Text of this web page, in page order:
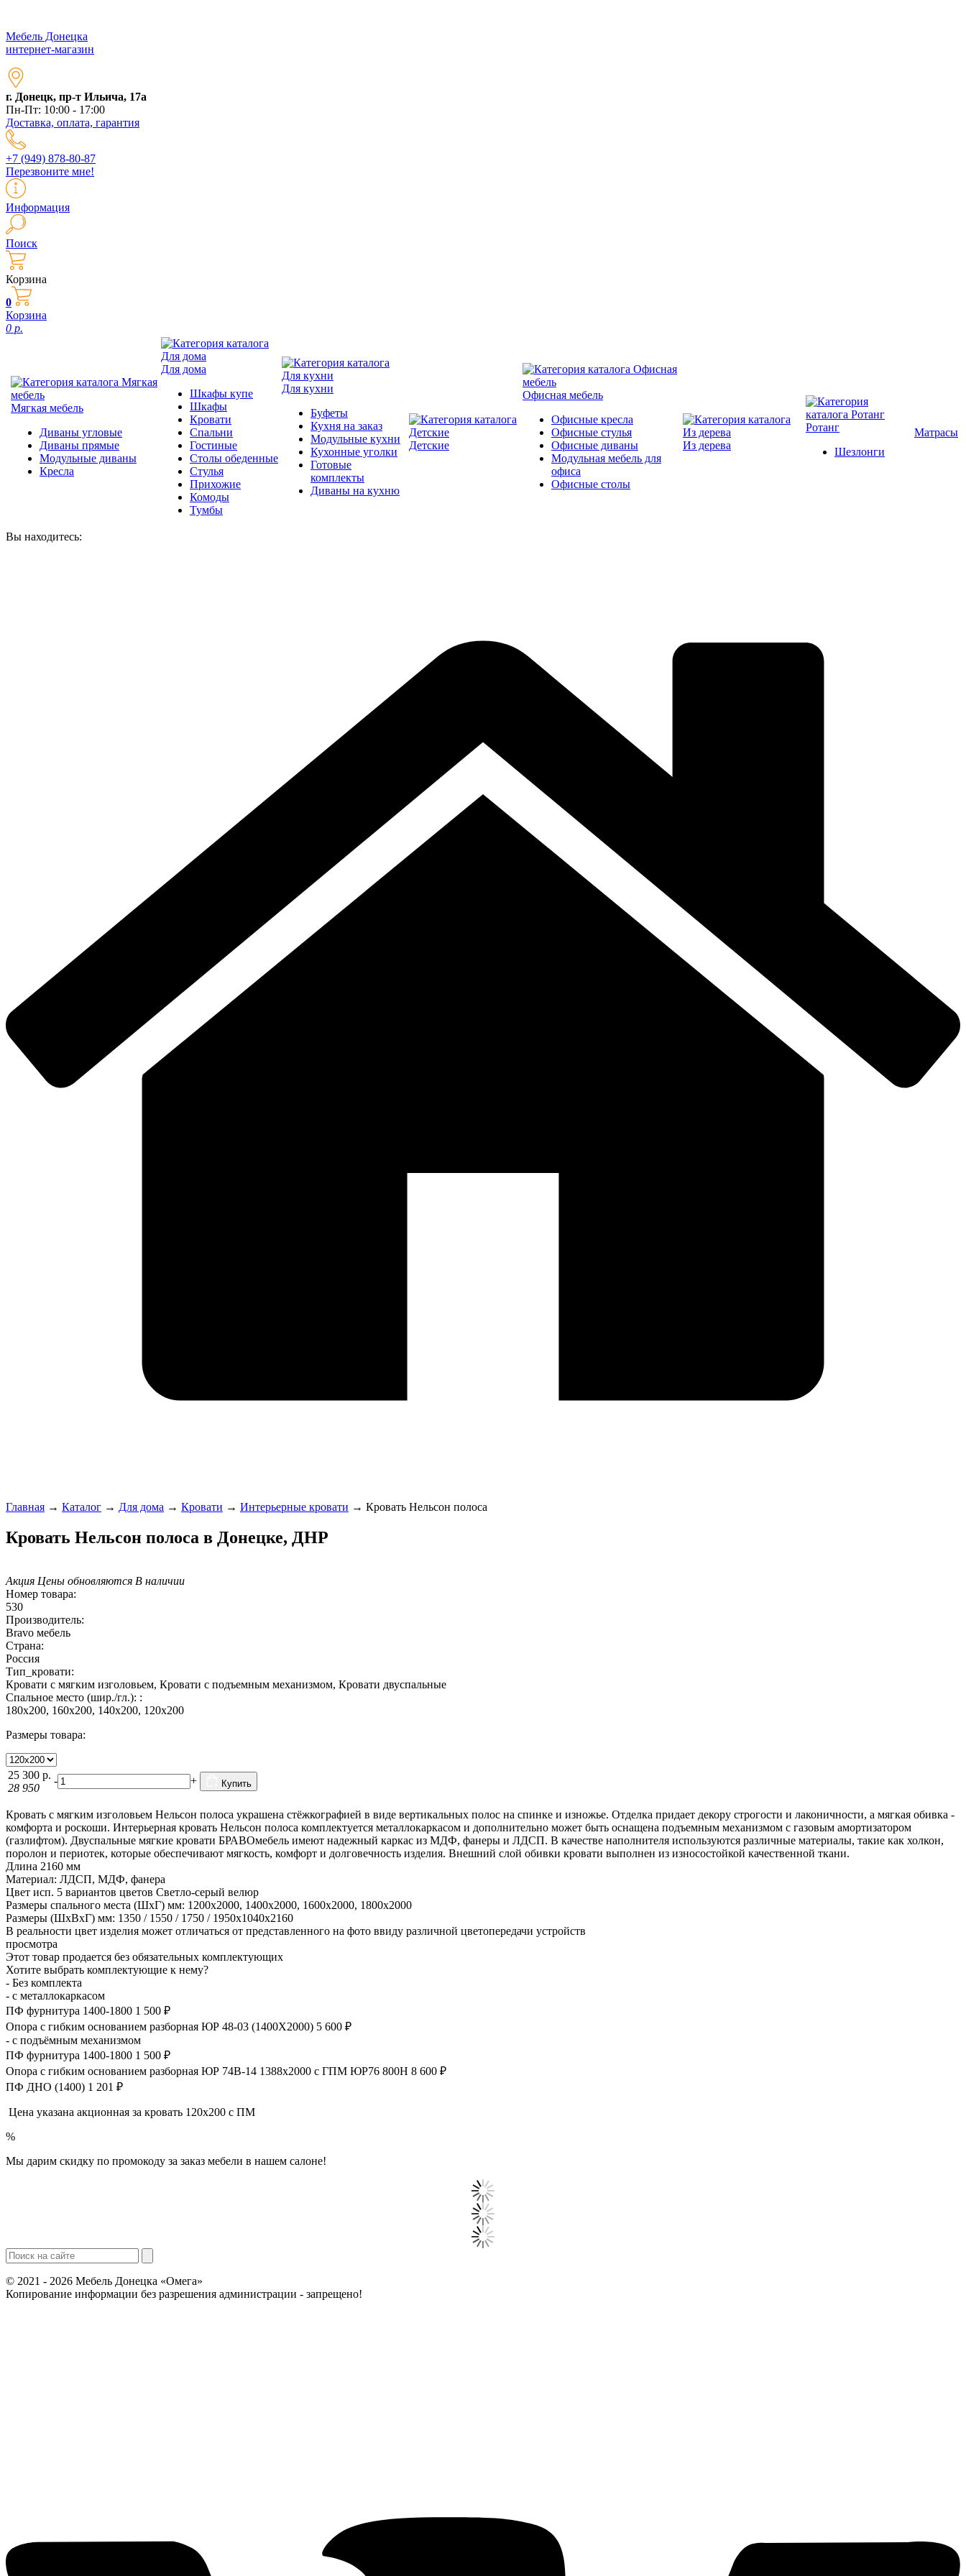
Мебель Донецка
интернет-магазин
г. Донецк, пр-т Ильича, 17а
Пн-Пт: 10:00 - 17:00
Доставка, оплата, гарантия
+7 (949) 878-80-87
Перезвоните мне!
Информация
Поиск
Корзина
0
Корзина
0 р.
Мягкая мебель
Диваны угловые
Диваны прямые
Модульные диваны
Кресла
Для дома
Шкафы купе
Шкафы
Кровати
Спальни
Гостиные
Столы обеденные
Стулья
Прихожие
Комоды
Тумбы
Для кухни
Буфеты
Кухня на заказ
Модульные кухни
Кухонные уголки
Готовые
комплекты
Диваны на кухню
Детские
Офисная мебель
Офисные кресла
Офисные стулья
Офисные диваны
Модульная мебель для
офиса
Офисные столы
Из дерева
Ротанг
Шезлонги
Матрасы
Вы находитесь:
Главная → Каталог → Для дома → Кровати → Интерьерные кровати → Кровать Нельсон полоса
Кровать Нельсон полоса в Донецке, ДНР
Акция Цены обновляются В наличии
Номер товара:
530
Производитель:
Bravo мебель
Страна:
Россия
Тип_кровати:
Кровати с мягким изголовьем, Кровати с подъемным механизмом, Кровати двуспальные
Спальное место (шир./гл.): :
180х200, 160х200, 140х200, 120х200
Размеры товара:
25 300 р.
28 950
- + Купить
Кровать с мягким изголовьем Нельсон полоса украшена стёжкографией в виде вертикальных полос на спинке и изножье. Отделка придает декору строгости и лаконичности, а мягкая обивка -
комфорта и роскоши. Интерьерная кровать Нельсон полоса комплектуется металлокаркасом и дополнительно может быть оснащена подъемным механизмом с газовым амортизатором
(газлифтом). Двуспальные мягкие кровати БРАВОмебель имеют надежный каркас из МДФ, фанеры и ЛДСП. В качестве наполнителя используются различные материалы, такие как холкон,
поролон и периотек, которые обеспечивают мягкость, комфорт и долговечность изделия. Внешний слой обивки кровати выполнен из износостойкой качественной ткани.
Длина 2160 мм
Материал: ЛДСП, МДФ, фанера
Цвет исп. 5 вариантов цветов Светло-серый велюр
Размеры спального места (ШхГ) мм: 1200х2000, 1400х2000, 1600х2000, 1800х2000
Размеры (ШхВхГ) мм: 1350 / 1550 / 1750 / 1950х1040х2160
В реальности цвет изделия может отличаться от представленного на фото ввиду различной цветопередачи устройств
просмотра
Этот товар продается без обязательных комплектующих
Хотите выбрать комплектующие к нему?
- Без комплекта
- с металлокаркасом
ПФ фурнитура 1400-1800 1 500 ₽
Опора с гибким основанием разборная ЮР 48-03 (1400Х2000) 5 600 ₽
- с подъёмным механизмом
ПФ фурнитура 1400-1800 1 500 ₽
Опора с гибким основанием разборная ЮР 74В-14 1388х2000 с ГПМ ЮР76 800Н 8 600 ₽
ПФ ДНО (1400) 1 201 ₽
Цена указана акционная за кровать 120х200 с ПМ
%
Мы дарим скидку по промокоду за заказ мебели в нашем салоне!
© 2021 - 2026 Мебель Донецка «Омега»
Копирование информации без разрешения администрации - запрещено!